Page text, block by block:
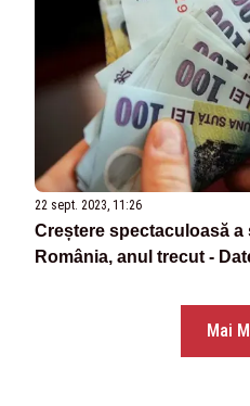
22 sept. 2023, 11:26
Creștere spectaculoasă a
România, anul trecut -
Mai